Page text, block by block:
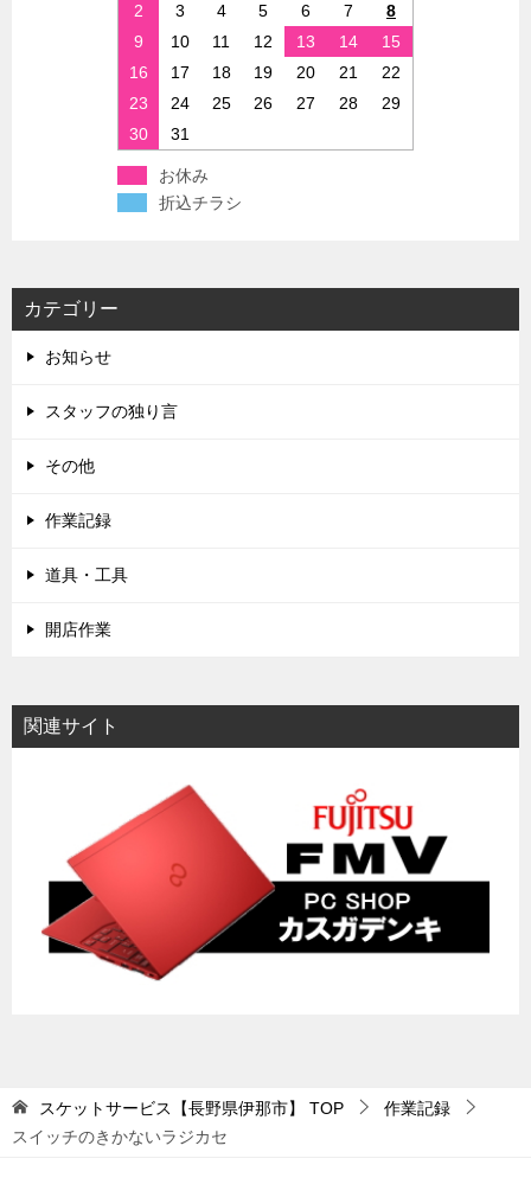
2
3 4 5 6 7
8
9
10 11 12 13 14
15
16
17 18 19 20 21
22
23
24 25 26 27 28
29
30
31
お休み
折込チラシ
カテゴリー
お知らせ
スタッフの独り言
その他
作業記録
道具・工具
開店作業
関連サイト
スケットサービス【長野県伊那市】 TOP
作業記録
スイッチのきかないラジカセ